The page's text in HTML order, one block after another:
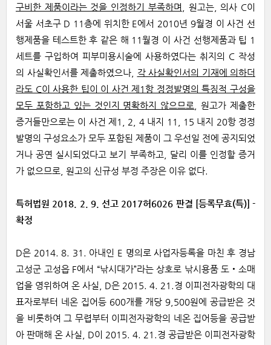
구비한 제품이라는 것을 인정하기 부족하며
, 원고는, 의사 C이
서울 서초구 D 11층에 위치한 E에서 2010년 9월경 이 사건 선
행제품을 테스트한 후 같은 해 11월경 이 사건 선행제품과 팁 1
세트를 구입하여 피부미용시술에 사용하였다는 취지의 C 작성
의 사실확인서를 제출하였으나, 각 사실확인서의 기재에 의하더
라도 C이 사용한 팁이 이 사건 제1항 정정발명의 특징적 구성을
모두 포함하고 있는 것인지 명확하지 않으므로
, 원고가 제출한
증거들만으로는 이 사건 제1, 2, 4 내지 11, 15 내지 20항 정정
발명의 구성요소가 모두 포함된 제품이 그 우선일 전에 공지되었
거나 공연 실시되었다고 보기 부족하고, 달리 이를 인정할 증거
가 없으므로, 원고의 신규성 부정 주장은 이유 없다.
특허법원 2018. 2. 9. 선고 2017허6026 판결 [등록무효(특)] -
확정
D은 2014. 8. 31. 아내인 E 명의로 사업자등록을 마친 후 경남
고성군 고성읍 F에서 “낚시대가”라는 상호로 낚시용품 도‧소매
업을 영위하여 온 사실, D은 2015. 4. 21.경 이피전자광학의 대
표자로부터 네온 집어등 600개를 개당 9,500원에 공급받은 것
을 비롯하여 그 무렵부터 이피전자광학의 네온 집어등을 공급받
아 판매해 온 사실, D이 2015. 4. 21.경 공급받은 이피전자광학